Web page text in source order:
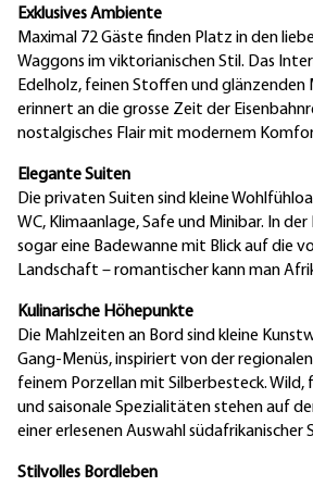
Exklusives Ambiente
Maximal 72 Gäste finden Platz in den
Waggons im viktorianischen Stil. Das
Edelholz, feinen Stoffen und glänzenden
erinnert an die grosse Zeit der
nostalgisches Flair mit modernem
Elegante Suiten
Die privaten Suiten sind kleine
WC, Klimaanlage, Safe und Minibar. In
sogar eine Badewanne mit Blick auf die
Landschaft – romantischer kann man
Kulinarische Höhepunkte
Die Mahlzeiten an Bord sind kleine
Gang-Menüs, inspiriert von der
feinem Porzellan mit Silberbesteck. Wild,
und saisonale Spezialitäten stehen auf
einer erlesenen Auswahl südafrikanischer
Stilvolles Bordleben